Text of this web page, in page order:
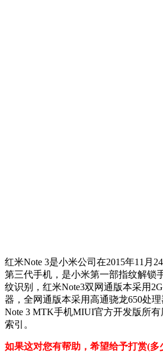
红米Note 3是小米公司在2015年11月
第三代手机，是小米第一部指纹解锁
纹识别，红米Note3双网通版本采用
器，全网通版本采用高通骁龙650处
Note 3 MTK手机MIUI官方开发版所
索引。
如果这对您有帮助，希望给予打赏(多